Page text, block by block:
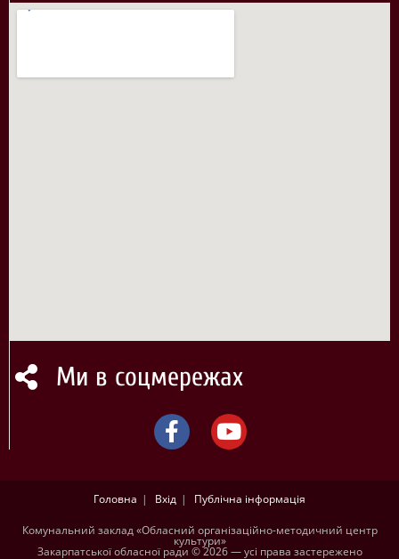
Ми в соцмережах
Головна Вхід Публічна інформація
Комунальний заклад «Обласний організаційно-методичний центр
культури»
Закарпатської обласної ради © 2026 — усі права застережено